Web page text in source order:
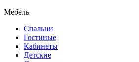
Мебель
Спальни
Гостиные
Кабинеты
Детские